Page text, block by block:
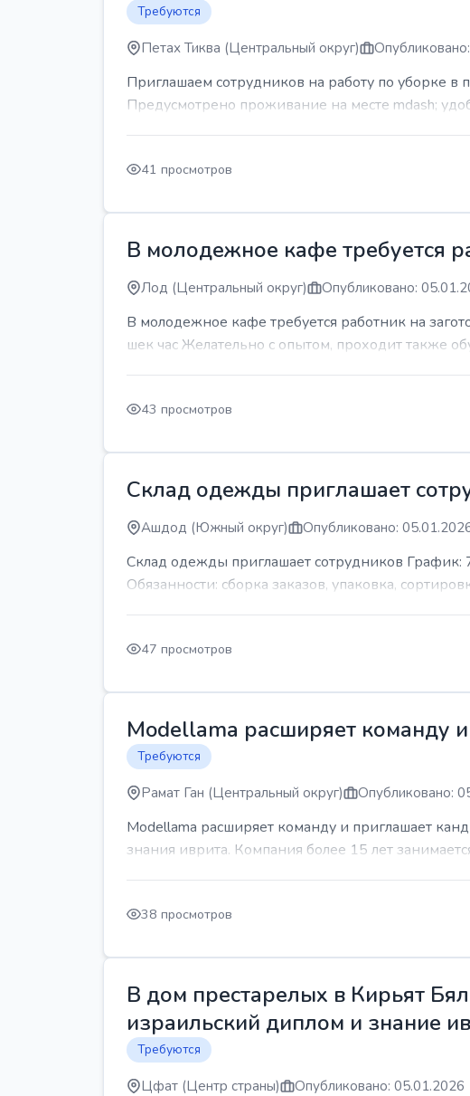
Требуются
Петах Тиква (Центральный округ)
Приглашаем сотрудников на работу по уборке
Предусмотрено проживание на месте mdash;
41 просмотров
В молодежное кафе требуется
Лод (Центральный округ) Опубликовано:
В молодежное кафе требуется работник на
шек час Желательно с опытом, проходит также
43 просмотров
Склад одежды приглашает
Ашдод (Южный округ) Опубликовано:
Склад одежды приглашает сотрудников График:
Обязанности: сборка заказов, упаковка,
47 просмотров
Modellama расширяет команду
Требуются
Рамат Ган (Центральный округ) Опубликовано:
Modellama расширяет команду и приглашает
знания иврита. Компания более 15 лет
38 просмотров
В дом престарелых в Кирьят
израильский диплом и знание
Требуются
Цфат (Центр страны) Опубликовано: 05.01.2026